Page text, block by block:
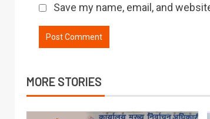
Save my name, email, and
MORE STORIES